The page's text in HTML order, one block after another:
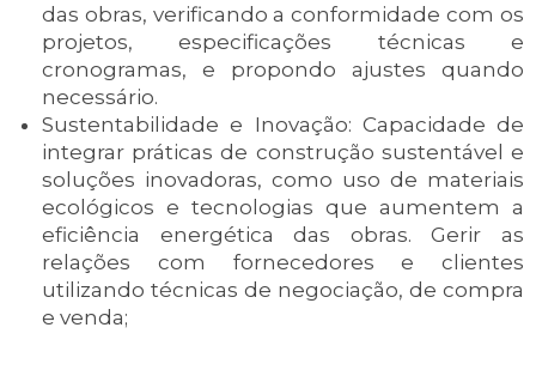
das obras, verificando a conformidade com os
projetos, especificações técnicas e
cronogramas, e propondo ajustes quando
necessário.
Sustentabilidade e Inovação: Capacidade de
integrar práticas de construção sustentável e
soluções inovadoras, como uso de materiais
ecológicos e tecnologias que aumentem a
eficiência energética das obras. Gerir as
relações com fornecedores e clientes
utilizando técnicas de negociação, de compra
e venda;